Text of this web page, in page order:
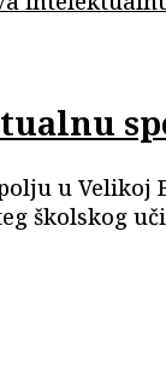
u
školskog